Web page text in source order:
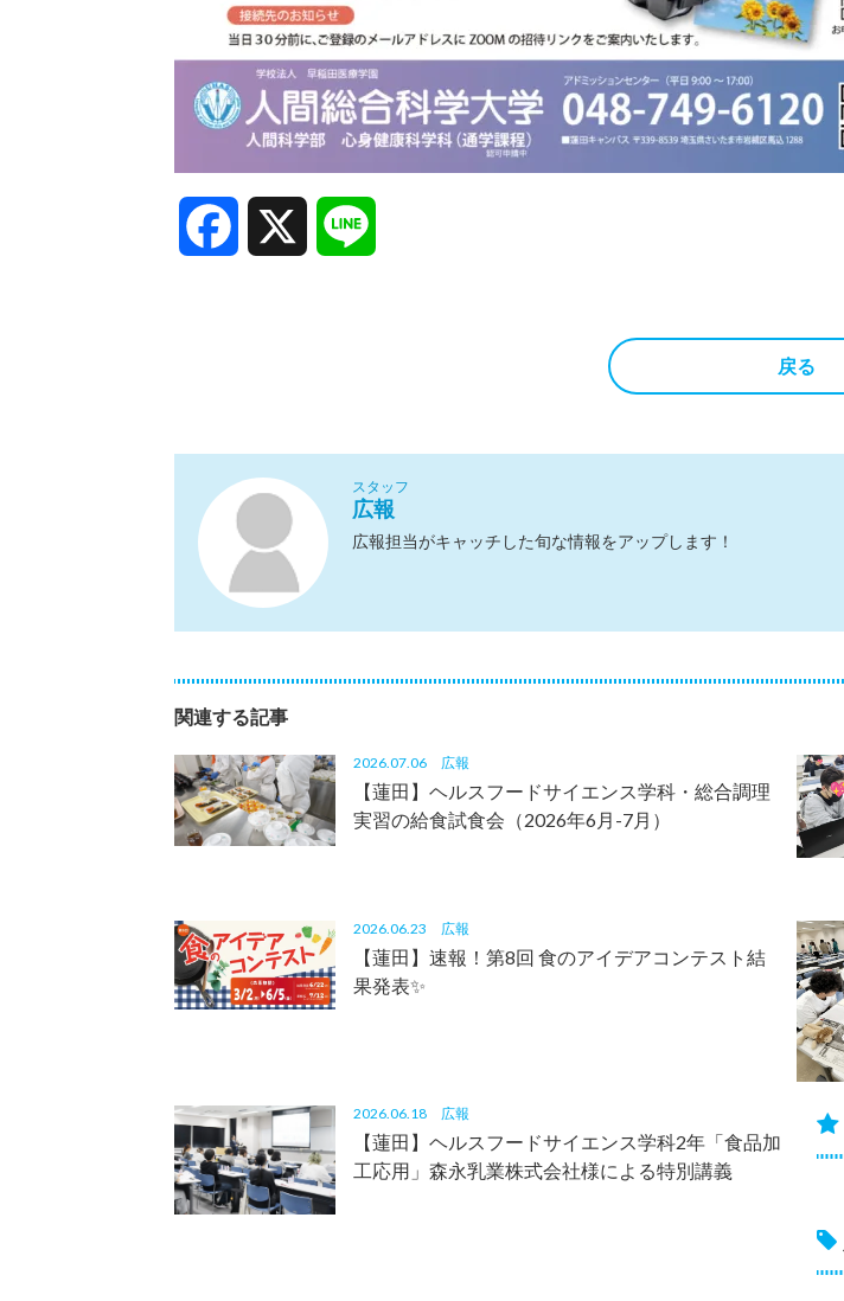
Facebook
戻る
スタッフ
広報
広報担当がキャッチした旬な情報をアップします！
関連する記事
2026.07.06 広報
【蓮田】ヘルスフードサイエンス学科・総合調理
実習の給食試食会（2026年6月-7月）
2026.06.23 広報
【蓮田】速報！第8回 食のアイデアコンテスト結
果発表✨
2026.06.18 広報
【蓮田】ヘルスフードサイエンス学科2年「食品加
工応用」森永乳業株式会社様による特別講義